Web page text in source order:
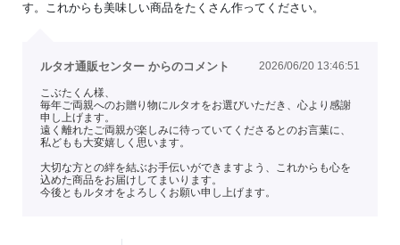
す。これからも美味しい商品をたくさん作ってください。
ルタオ通販センター からのコメント 2026/06/20 13:46:51
こぶたくん様、
毎年ご両親へのお贈り物にルタオをお選びいただき、心より感謝
申し上げます。
遠く離れたご両親が楽しみに待っていてくださるとのお言葉に、
私どもも大変嬉しく思います。
大切な方との絆を結ぶお手伝いができますよう、これからも心を
込めた商品をお届けしてまいります。
今後ともルタオをよろしくお願い申し上げます。